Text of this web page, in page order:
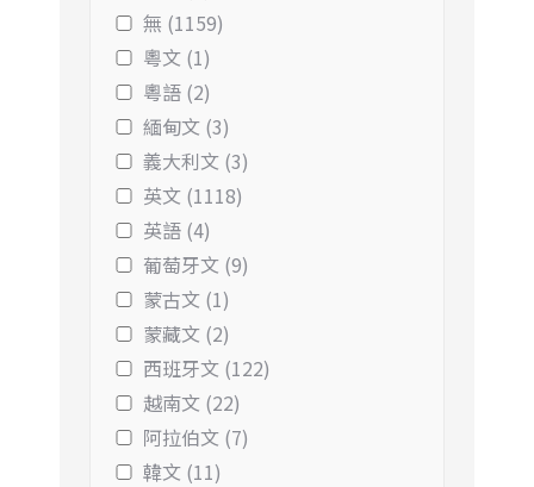
無 (1159)
粵文 (1)
粵語 (2)
緬甸文 (3)
義大利文 (3)
英文 (1118)
英語 (4)
葡萄牙文 (9)
蒙古文 (1)
蒙藏文 (2)
西班牙文 (122)
越南文 (22)
阿拉伯文 (7)
韓文 (11)